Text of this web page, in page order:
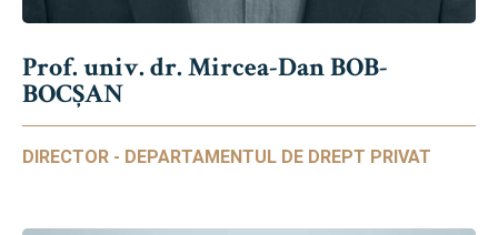
Prof. univ. dr. Mircea-Dan BOB-
BOCȘAN
DIRECTOR - DEPARTAMENTUL DE DREPT PRIVAT